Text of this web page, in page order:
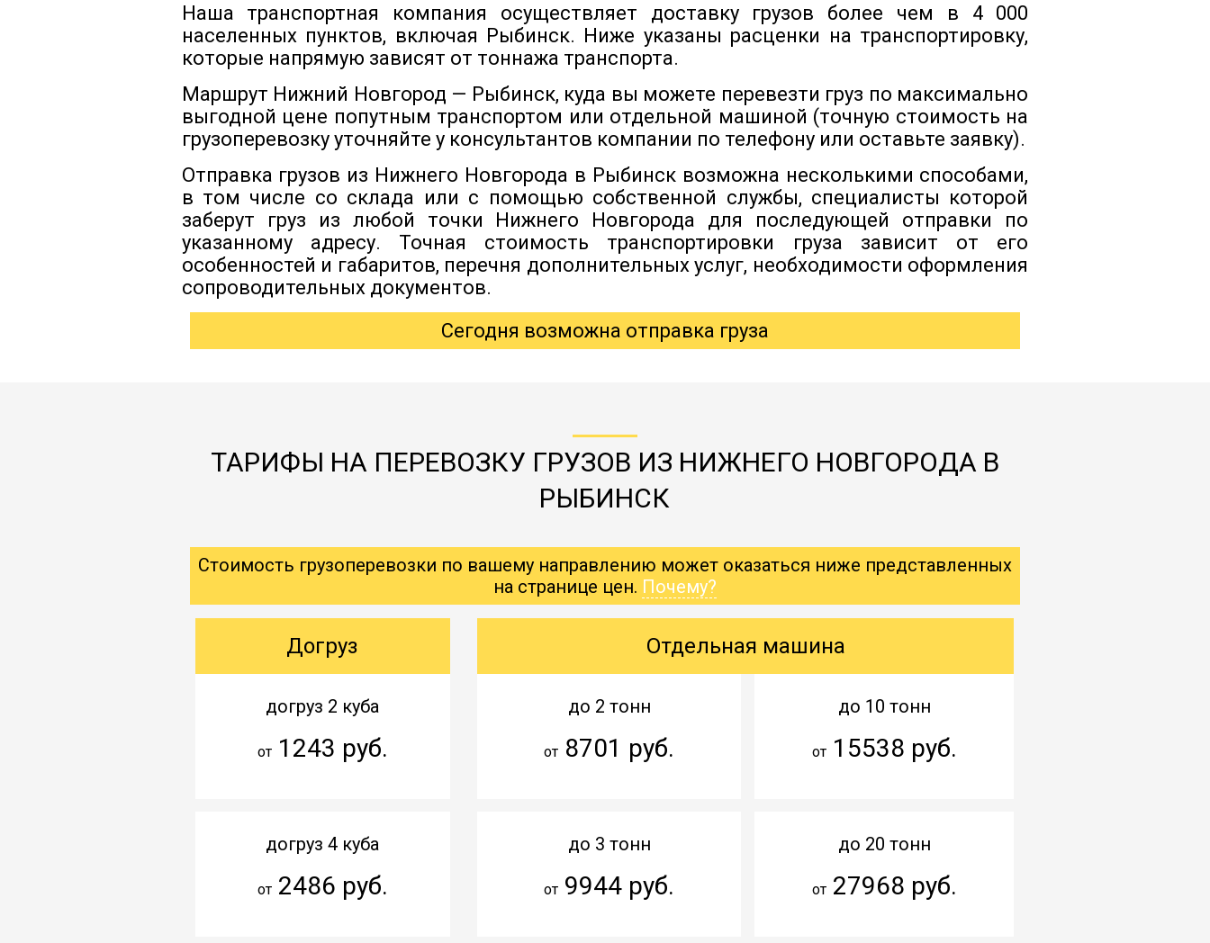
Новости
Документы
Контакты
Наша транспортная компания осуществляет доставку грузов более чем в 4 000
населенных пунктов, включая Рыбинск. Ниже указаны расценки на транспортировку,
которые напрямую зависят от тоннажа транспорта.
Маршрут Нижний Новгород — Рыбинск, куда вы можете перевезти груз по максимально
выгодной цене попутным транспортом или отдельной машиной (точную стоимость на
грузоперевозку уточняйте у консультантов компании по телефону или оставьте заявку).
Отправка грузов из Нижнего Новгорода в Рыбинск возможна несколькими способами,
в том числе со склада или с помощью собственной службы, специалисты которой
заберут груз из любой точки Нижнего Новгорода для последующей отправки по
указанному адресу. Точная стоимость транспортировки груза зависит от его
особенностей и габаритов, перечня дополнительных услуг, необходимости оформления
сопроводительных документов.
Сегодня возможна отправка груза
ТАРИФЫ НА ПЕРЕВОЗКУ ГРУЗОВ ИЗ НИЖНЕГО НОВГОРОДА В
РЫБИНСК
Стоимость грузоперевозки по вашему направлению может оказаться ниже представленных
на странице цен. Почему?
Догруз
догруз 2 куба
от1243 руб.
догруз 4 куба
от2486 руб.
Отдельная машина
до 2 тонн
от 8701 руб.
до 3 тонн
от 9944 руб.
до 10 тонн
от15538 руб.
до 20 тонн
от27968 руб.